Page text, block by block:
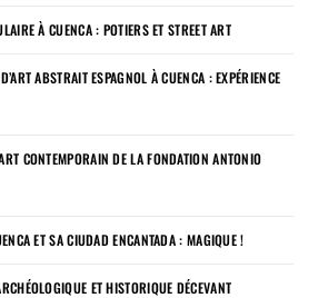
À CUENCA : POTIERS ET STREET ART
ABSTRAIT ESPAGNOL À CUENCA : EXPÉRIENCE
CONTEMPORAIN DE LA FONDATION ANTONIO
ET SA CIUDAD ENCANTADA : MAGIQUE !
ET HISTORIQUE DÉCEVANT